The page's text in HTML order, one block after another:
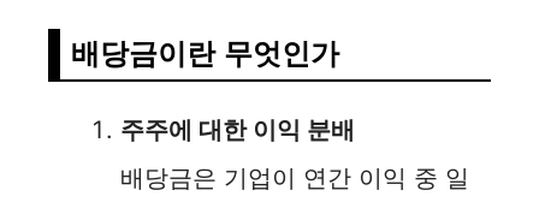
배당금이란 무엇인가
주주에 대한 이익 분배
배당금은 기업이 연간 이익 중 일